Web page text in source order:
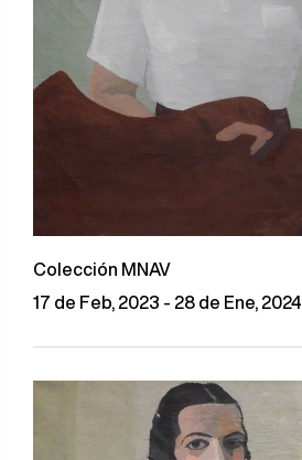
Colección MNAV
17 de Feb, 2023 - 28 de Ene, 2024